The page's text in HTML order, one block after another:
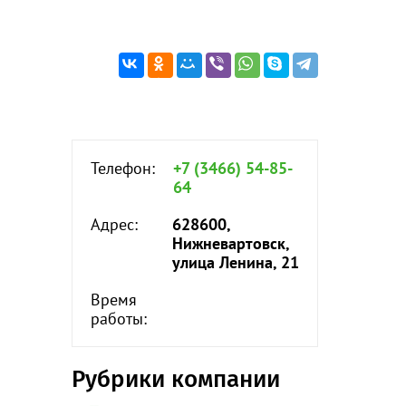
Телефон:
+7 (3466) 54-85-
64
Адрес:
628600,
Нижневартовск,
улица Ленина, 21
Время
работы:
Рубрики компании